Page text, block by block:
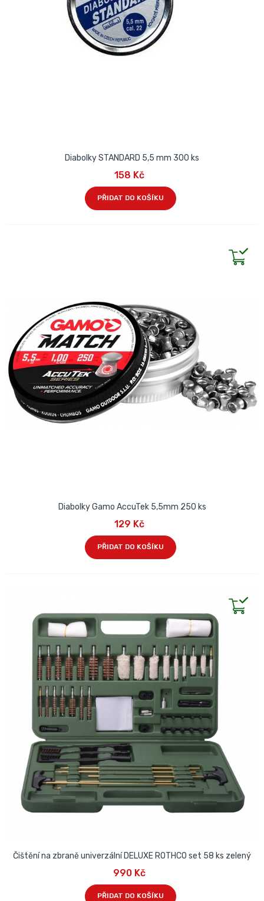
Diabolky STANDARD 5,5 mm 300 ks
158 Kč
PŘIDAT DO KOŠÍKU
Diabolky Gamo AccuTek 5,5mm 250 ks
129 Kč
PŘIDAT DO KOŠÍKU
Čištění na zbraně univerzální DELUXE ROTHCO set 58 ks zelený
990 Kč
PŘIDAT DO KOŠÍKU